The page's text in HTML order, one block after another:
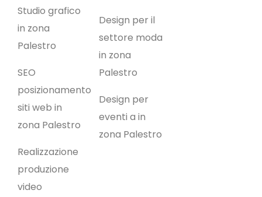
Studio grafico
in zona
Palestro
SEO
posizionamento
siti web in
zona Palestro
Realizzazione
produzione
video
Design per il
settore moda
in zona
Palestro
Design per
eventi a in
zona Palestro